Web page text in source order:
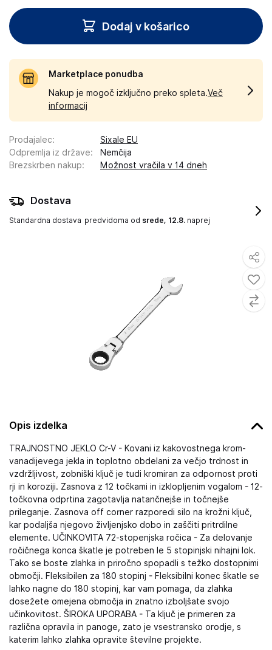
Opis izdelka
TRAJNOSTNO JEKLO Cr-V - Kovani iz kakovostnega krom-
vanadijevega jekla in toplotno obdelani za večjo trdnost in
vzdržljivost, zobniški ključ je tudi kromiran za odpornost proti
rji in koroziji. Zasnova z 12 točkami in izklopljenim vogalom - 12-
točkovna odprtina zagotavlja natančnejše in točnejše
prileganje. Zasnova off corner razporedi silo na krožni ključ,
kar podaljša njegovo življenjsko dobo in zaščiti pritrdilne
elemente. UČINKOVITA 72-stopenjska ročica - Za delovanje
ročičnega konca škatle je potreben le 5 stopinjski nihajni lok.
Tako se boste zlahka in priročno spopadli s težko dostopnimi
območji. Fleksibilen za 180 stopinj - Fleksibilni konec škatle se
lahko nagne do 180 stopinj, kar vam pomaga, da zlahka
dosežete omejena območja in znatno izboljšate svojo
učinkovitost. ŠIROKA UPORABA - Ta ključ je primeren za
različna opravila in panoge, zato je vsestransko orodje, s
katerim lahko zlahka opravite številne projekte.
Dodaj v košarico
Marketplace ponudba
Nakup je mogoč izključno preko spleta.Več
informacij
Prodajalec:
Sixale EU
Odpremlja iz države:
Nemčija
Brezskrben nakup: Možnost vračila v 14 dneh
Dostava
Standardna dostava predvidoma od srede, 12.8. naprej